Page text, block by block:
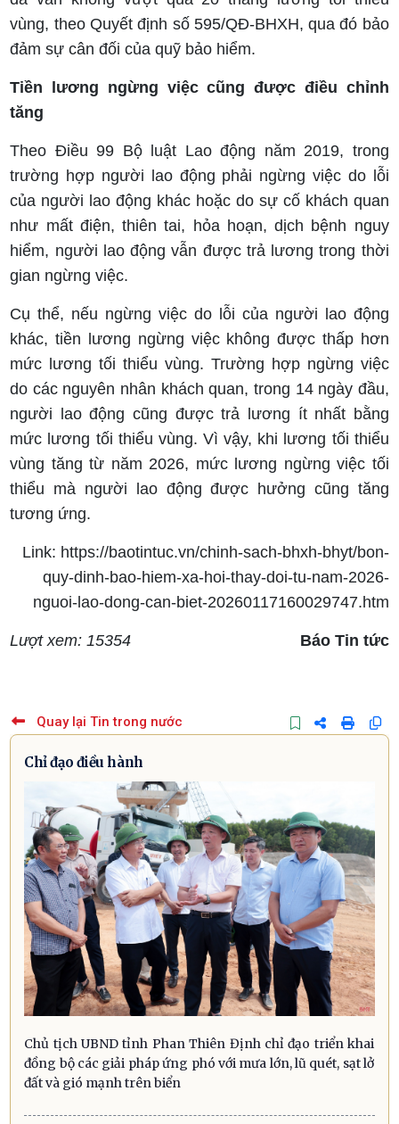
vùng, theo Quyết định số 595/QĐ-BHXH, qua đó bảo
đảm sự cân đối của quỹ bảo hiểm.
Tiền lương ngừng việc cũng được điều chỉnh
tăng
Theo Điều 99 Bộ luật Lao động năm 2019, trong
trường hợp người lao động phải ngừng việc do lỗi
của người lao động khác hoặc do sự cố khách quan
như mất điện, thiên tai, hỏa hoạn, dịch bệnh nguy
hiểm, người lao động vẫn được trả lương trong thời
gian ngừng việc.
Cụ thể, nếu ngừng việc do lỗi của người lao động
khác, tiền lương ngừng việc không được thấp hơn
mức lương tối thiểu vùng. Trường hợp ngừng việc
do các nguyên nhân khách quan, trong 14 ngày đầu,
người lao động cũng được trả lương ít nhất bằng
mức lương tối thiểu vùng. Vì vậy, khi lương tối thiểu
vùng tăng từ năm 2026, mức lương ngừng việc tối
thiểu mà người lao động được hưởng cũng tăng
tương ứng.
Link: https://baotintuc.vn/chinh-sach-bhxh-bhyt/bon-
quy-dinh-bao-hiem-xa-hoi-thay-doi-tu-nam-2026-
nguoi-lao-dong-can-biet-20260117160029747.htm
Lượt xem: 15354 Báo Tin tức
Quay lại Tin trong nước
Chỉ đạo điều hành
Chủ tịch UBND tỉnh Phan Thiên Định chỉ đạo triển khai
đồng bộ các giải pháp ứng phó với mưa lớn, lũ quét, sạt lở
đất và gió mạnh trên biển